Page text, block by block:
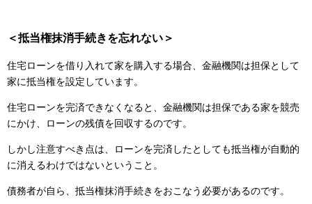
＜抵当権抹消手続きを忘れない＞
住宅ローンを借り入れて家を購入する場合、金融機関は担保として
家に抵当権を設定しています。
住宅ローンを完済できなくなると、金融機関は担保である家を競売
にかけ、ローンの残債を回収するのです。
しかし注意すべき点は、ローンを完済したとしても抵当権が自動的
に消えるわけではないということ。
債務者が自ら、抵当権抹消手続きをおこなう必要があるのです。